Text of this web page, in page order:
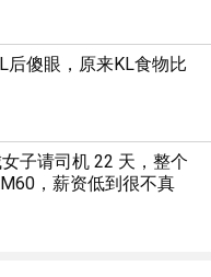
后傻眼，原来KL食物比
子请司机 22 天，整个
，薪资低到很不真